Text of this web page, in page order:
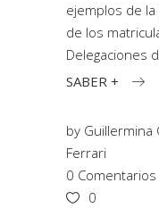
ejemplos de
de los
Delegaciones
SABER +
by Guillermina
Ferrari
0 Comentarios
0